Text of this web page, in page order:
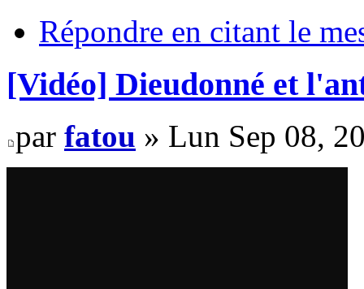
Répondre en citant le
[Vidéo] Dieudonné et
par fatou » Lun Sep 08,